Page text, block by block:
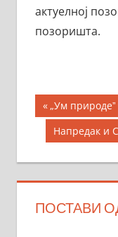
актуелној
позоришта.
чланка
Previous
Post:
„Ум
Next
Post:
Напредак и
ПОСТАВИ